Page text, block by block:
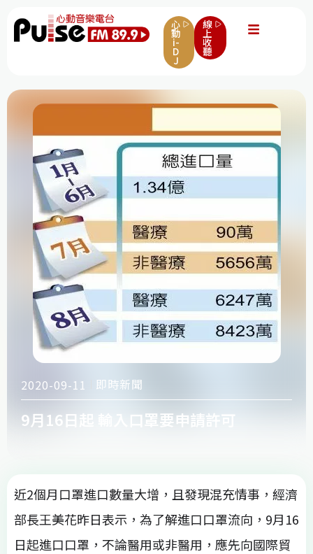
心
動
i-
D
J
線
上
收
聽
2020-09-11 即時新聞
9月16日起 輸入口罩要申請許可
近2個月口罩進口數量大增，且發現混充情事，經濟
部長王美花昨日表示，為了解進口口罩流向，9月16
日起進口口罩，不論醫用或非醫用，應先向國際貿